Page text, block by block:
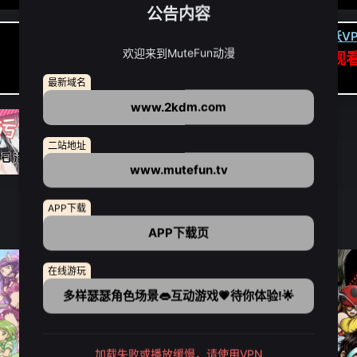
下载虎跃
APP高速专线可前往APP观
公告内容
欢迎来到MuteFun动漫
最新域名
www.2kdm.com
二站地址
www.mutefun.tv
APP下载
APP下载页
在线游玩
多样瑟瑟角色场景👄互动游戏💗待你体验!🌟
加载失败或播放缓慢，请使用VPN